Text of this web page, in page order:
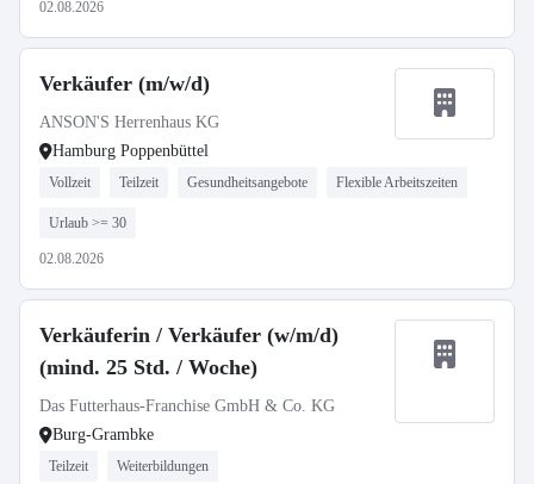
02.08.2026
Verkäufer (m/w/d)
ANSON'S Herrenhaus KG
Hamburg Poppenbüttel
Vollzeit Teilzeit Gesundheitsangebote Flexible Arbeitszeiten
Urlaub >= 30
02.08.2026
Verkäuferin / Verkäufer (w/m/d)
(mind. 25 Std. / Woche)
Das Futterhaus-Franchise GmbH & Co. KG
Burg-Grambke
Teilzeit Weiterbildungen